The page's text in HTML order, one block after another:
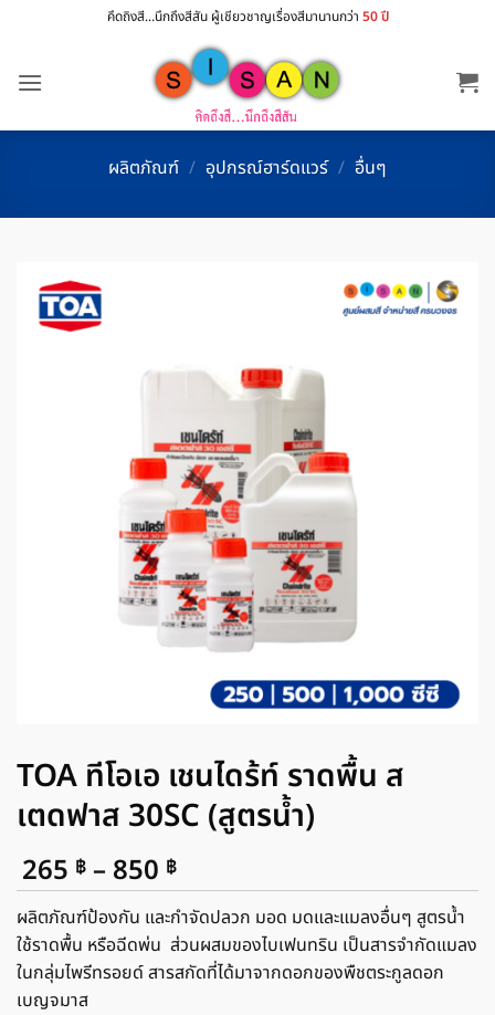
เนื้อหา
คึดถิงสี...นึกถึงสีสัน ผู้เชียวชาญเรื่องสีมานานกว่า 50 ปี
ผลิตภัณฑ์ / อุปกรณ์ฮาร์ดแวร์ / อื่นๆ
TOA ทีโอเอ เชนไดร้ท์ ราดพื้น ส
เตดฟาส 30SC (สูตรน้ำ)
265 ฿ – 850 ฿Price
range:
265 ฿
through
850 ฿
ผลิตภัณฑ์ป้องกัน และกำจัดปลวก มอด มดและแมลงอื่นๆ สูตรน้ำ
ใช้ราดพื้น หรือฉีดพ่น ส่วนผสมของไบเฟนทริน เป็นสารจำกัดแมลง
ในกลุ่มไพรีทรอยด์ สารสกัดที่ได้มาจากดอกของพืชตระกูลดอก
เบญจมาส